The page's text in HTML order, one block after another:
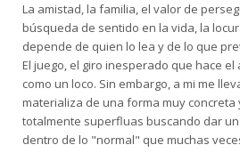
La amistad, la familia, el valor de
búsqueda de sentido en la vida, la
depende de quien lo lea y de lo que
El juego, el giro inesperado que hace
como un loco. Sin embargo, a mi me
materializa de una forma muy
totalmente superfluas buscando dar
dentro de lo "normal" que muchas